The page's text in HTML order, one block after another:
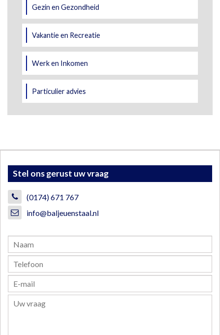
Gezin en Gezondheid
Vakantie en Recreatie
Werk en Inkomen
Particulier advies
Stel ons gerust uw vraag
(0174) 671 767
info@baljeuenstaal.nl